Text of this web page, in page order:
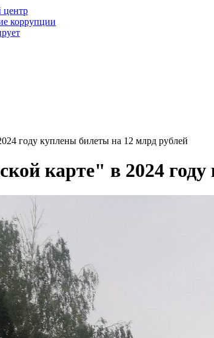
центр
коррупции
году куплены билеты на 12 млрд рублей
карте" в 2024